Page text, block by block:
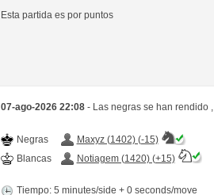
Esta partida es por puntos
07-ago-2026 22:08 - Las negras se han rendido ,
Negras
Maxyz (1402) (-15)
Blancas
Notiagem (1420) (+15)
Tiempo: 5 minutes/side + 0 seconds/move